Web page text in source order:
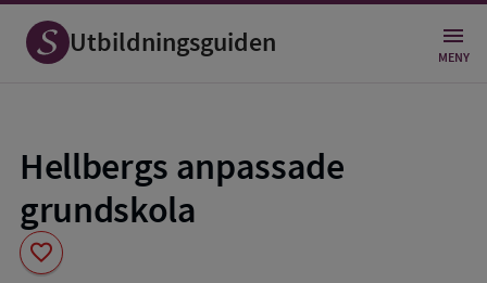
Utbildningsguiden MENY
Hellbergs anpassade
grundskola
favorite
Spara
som
favorit